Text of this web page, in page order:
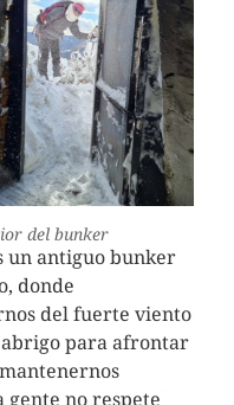
del bunker
un antiguo bunker
donde
del fuerte viento
abrigo para afrontar
gente no respete